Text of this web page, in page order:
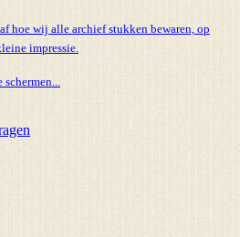
hoe wij alle archief stukken bewaren, op
impressie.
schermen...